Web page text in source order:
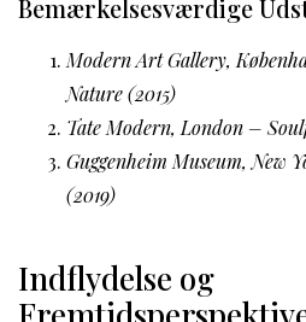
Bemærkelsesværdige
Modern Art Gallery,
Nature (2015)
Tate Modern, London –
Guggenheim Museum, New
(2019)
Indflydelse og